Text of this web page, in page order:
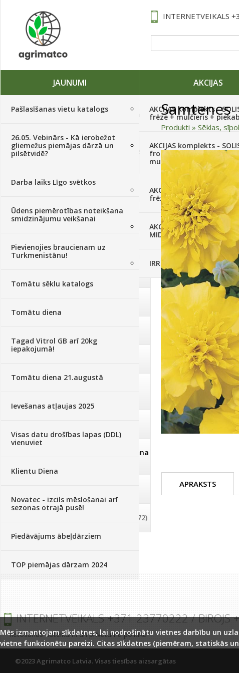
INTERNETVEIKALS
JAUNUMI
Pašlasīšanas vietu katalogs
26.05. Vebinārs - Kā ierobežot
gliemežus piemājas dārzā un
pilsētvidē?
Darba laiks Līgo svētkos
Ūdens piemērotības noteikšana
smidzinājumu veikšanai
Pievienojies braucienam uz
Turkmenistānu!
Tomātu sēklu katalogs
Tomātu diena
Tagad Vitrol GB arī 20kg
iepakojumā!
Tomātu diena 21.augustā
Ievešanas atļaujas 2025
Visas datu drošības lapas (DDL)
vienuviet
Klientu Diena
Novatec - izcils mēslošanai arī
sezonas otrajā pusē!
Piedāvājums ābeļdārziem
TOP piemājas dārzam 2024
AKCIJAS
AKCIJAS komplekts -
frēze + mulčieris +
AKCIJAS komplekts -
frontālais iekrāvējs +
mulčieris + piekabe
AKCIJAS komplekts -
frēze + mulčieris
AKCIJAS komplekts -
MID MOWER + piekabe
IRRITEC Pilienlaistīšanas
Traktori, tehnika, rezerves daļas,
Sēklas, sīpoli, ķiploki, sīpolpuķes,
kartupeļi
Augu aizsardzība(366)
Mēslojumi(495)
Augsne, kūdra, mulča
Dezinfekcija, tīrīšana, mazgāšana
(72)
Samtenes
Produkti » Sēklas,
APRAKSTS
INTERNETVEIKALS +371 23770222 /
lietošanas noteikumi un privātuma politika
©2023 Agrimatco Latvia. Visas tiesības aizsargātas
Mēs izmantojam sīkdatnes, lai nodrošinātu vietnes darbību un
vietne funkcionētu pareizi. Citas sīkdatnes (piemēram, statiskās